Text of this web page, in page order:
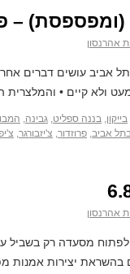
–
אהרנסון
אביב עושים דברים
ולא קיים •
בייקון, בננה ספליט, גבינה,
אביב, פרוזדור, צ'יזבורגר,
אהרנסון
מסעדה רק בשביל
בהשראת יצירות אמנות